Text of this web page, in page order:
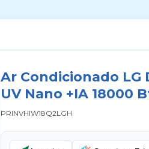
Ar Condicionado LG
UV Nano +IA 18000
PRINVHIW18Q2LGH